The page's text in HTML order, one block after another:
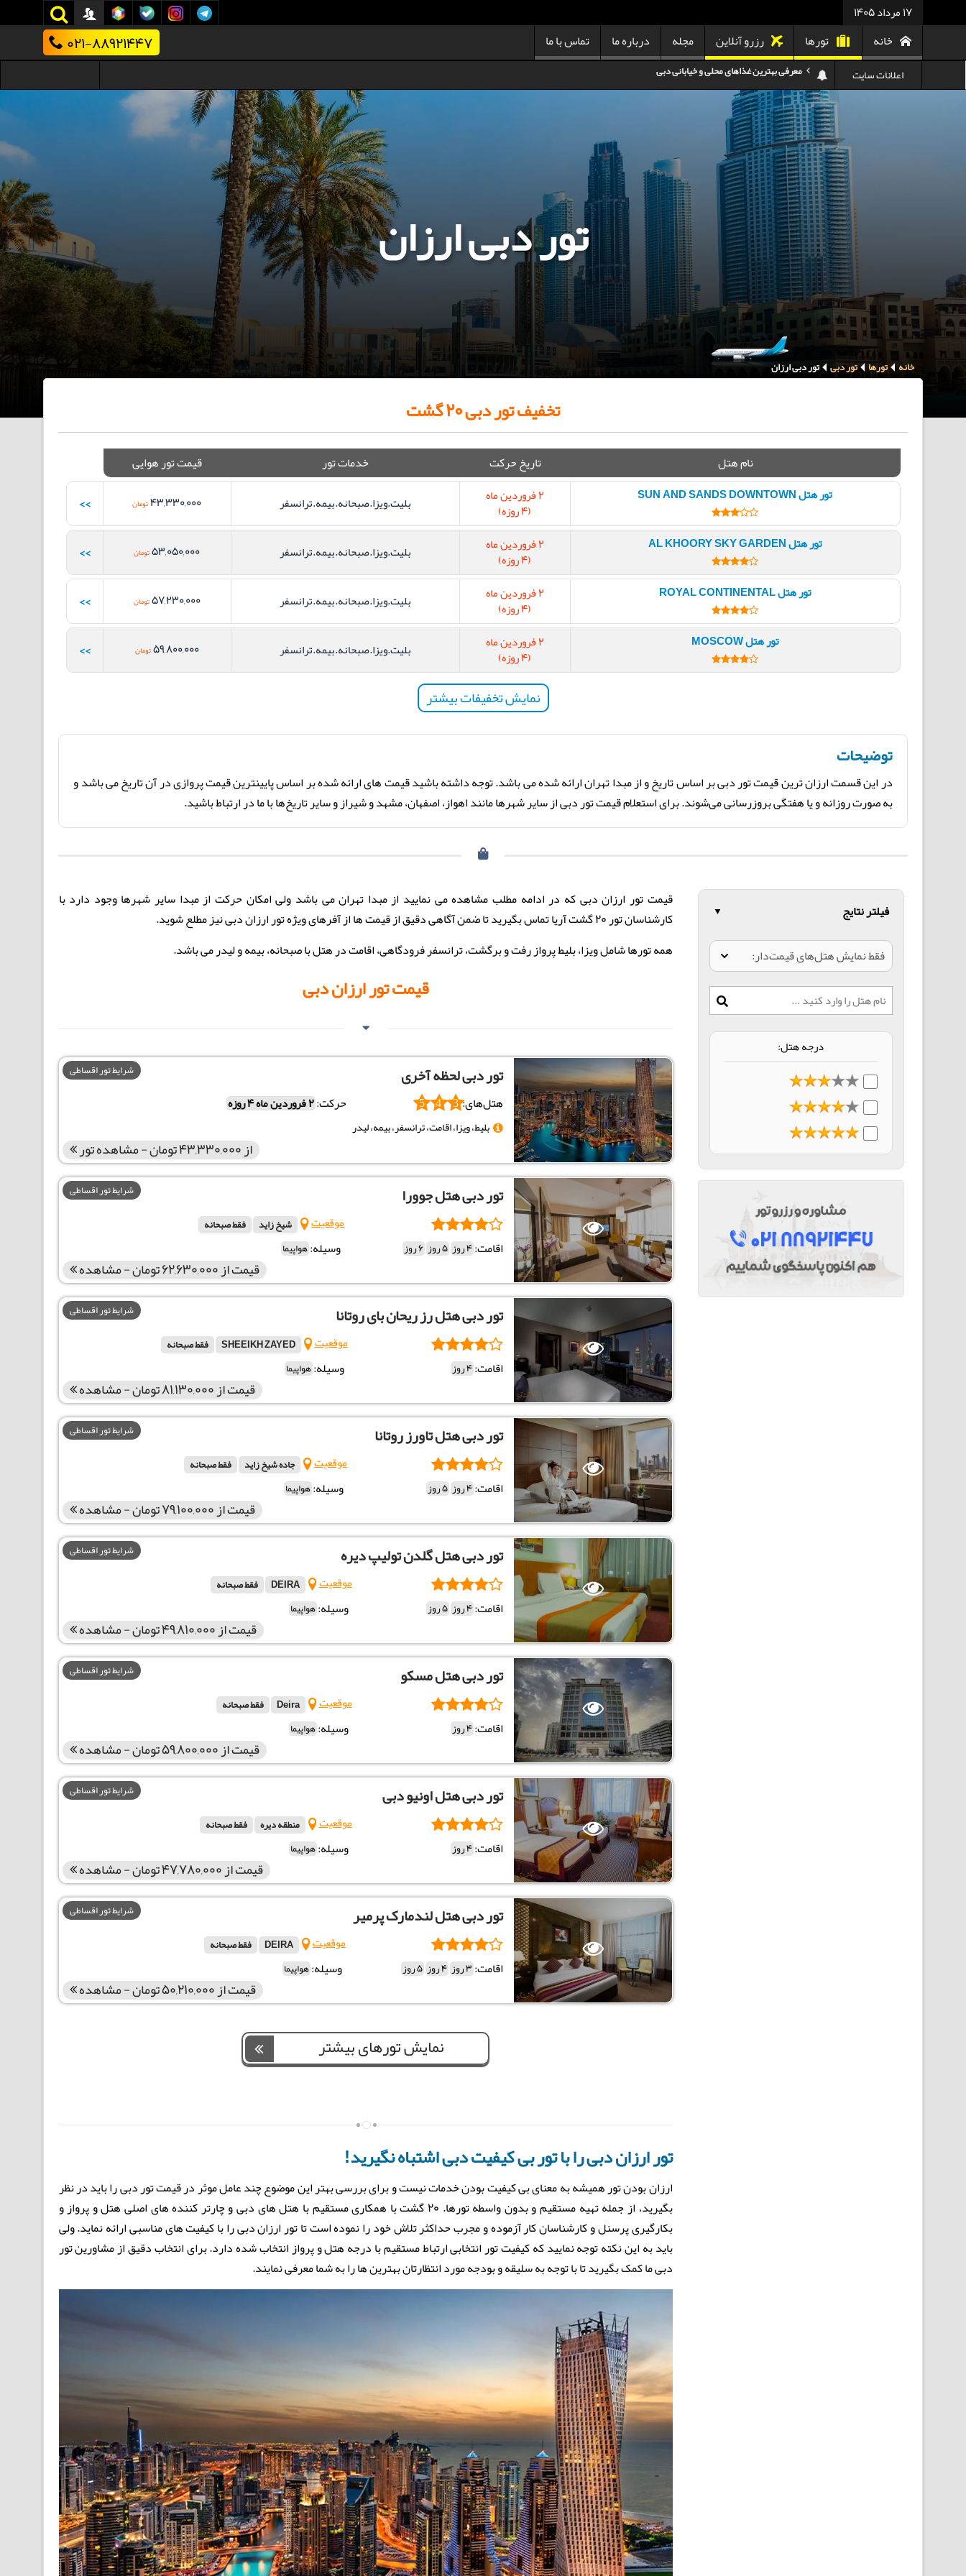
17 مرداد 1405
خانه تورها رزرو آنلاین مجله درباره ما تماس با ما 021-88921447
اعلانات سایت
هزینه سفر به تایلند
کدام هواپیمایی کدام ترمینال مهرآباد؟
استرداد بلیط هواپیما در شرایط جنگی
هزینه تفریحات استانبول ۲۰۲۵
سفر به ارمنستان | دیدنی‌ها و تجربیات جذاب
معرفی بهترین غذاهای محلی و خیابانی دبی
هزینه سفر به گرجستان
تور دبی ارزان
خانه تورها تور دبی تور دبی ارزان
تخفیف تور دبی 20 گشت
نام هتل تاریخ حرکت خدمات تور قیمت تور هوایی
تور هتل SUN AND SANDS DOWNTOWN 2 فروردین ماه
(4 روزه) بلیت.ویزا.صبحانه.بیمه.ترانسفر 43,330,000تومان >>
تور هتل AL KHOORY SKY GARDEN 2 فروردین ماه
(4 روزه) بلیت.ویزا.صبحانه.بیمه.ترانسفر 53,050,000تومان >>
تور هتل ROYAL CONTINENTAL 2 فروردین ماه
(4 روزه) بلیت.ویزا.صبحانه.بیمه.ترانسفر 57,230,000تومان >>
تور هتل MOSCOW 2 فروردین ماه
(4 روزه) بلیت.ویزا.صبحانه.بیمه.ترانسفر 59,800,000تومان >>
نمایش تخفیفات بیشتر
توضیحات
در این قسمت ارزان ترین قیمت تور دبی بر اساس تاریخ و از مبدا تهران ارائه شده می باشد. توجه داشته باشید قیمت های ارائه شده بر اساس پایینترین قیمت پروازی در آن تاریخ می باشد و
به صورت روزانه و یا هفتگی بروزرسانی می‌شوند. برای استعلام قیمت تور دبی از سایر شهر‌ها مانند اهواز، اصفهان، مشهد و شیراز و سایر تاریخ‌ها با ما در ارتباط باشید.
فیلتر نتایج ▼
درجه هتل:
قیمت تور ارزان دبی که در ادامه مطلب مشاهده می نمایید از مبدا تهران می باشد ولی امکان حرکت از مبدا سایر شهرها وجود دارد با
کارشناسان تور 20 گشت آریا تماس بگیرید تا ضمن آگاهی دقیق از قیمت ها از آفرهای ویژه تور ارزان دبی نیز مطلع شوید.
همه تورها شامل ویزا، بلیط پرواز رفت و برگشت، ترانسفر فرودگاهی، اقامت در هتل با صبحانه، بیمه و لیدر می باشد.
قیمت تور ارزان دبی
تور دبی لحظه آخری
از 43,330,000 تومان - مشاهده تور
هتل‌های: 3
4
5 حرکت:2 فروردین ماه 4 روزه
بلیط، ویزا، اقامت، ترانسفر، بیمه، لیدر
شرایط تور اقساطی
تور دبی هتل جوورا
قیمت از 62,630,000 تومان - مشاهده
موقعیت شیخ زاید فقط صبحانه
اقامت:4 روز 5 روز 6 روز وسیله:هواپیما
شرایط تور اقساطی
تور دبی هتل رز ریحان بای روتانا
قیمت از 81,130,000 تومان - مشاهده
موقعیت SHEEIKH ZAYED فقط صبحانه
اقامت:4 روز وسیله:هواپیما
شرایط تور اقساطی
تور دبی هتل تاورز روتانا
قیمت از 79,100,000 تومان - مشاهده
موقعیت جاده شیخ زاید فقط صبحانه
اقامت:4 روز 5 روز وسیله:هواپیما
شرایط تور اقساطی
تور دبی هتل گلدن تولیپ دیره
قیمت از 49,810,000 تومان - مشاهده
موقعیت DEIRA فقط صبحانه
اقامت:4 روز 5 روز وسیله:هواپیما
شرایط تور اقساطی
تور دبی هتل مسکو
قیمت از 59,800,000 تومان - مشاهده
موقعیت Deira فقط صبحانه
اقامت:4 روز وسیله:هواپیما
شرایط تور اقساطی
تور دبی هتل اونیو دبی
قیمت از 47,780,000 تومان - مشاهده
موقعیت منطقه دیره فقط صبحانه
اقامت:4 روز وسیله:هواپیما
شرایط تور اقساطی
تور دبی هتل لندمارک پرمیر
قیمت از 50,210,000 تومان - مشاهده
موقعیت DEIRA فقط صبحانه
اقامت:3 روز 4 روز 5 روز وسیله:هواپیما
شرایط تور اقساطی
نمایش تورهای بیشتر
تور ارزان دبی را با تور بی کیفیت دبی اشتباه نگیرید!
ارزان بودن تور همیشه به معنای بی کیفیت بودن خدمات نیست و برای بررسی بهتر این موضوع چند عامل موثر در قیمت تور دبی را باید در نظر
بگیرید، از جمله تهیه مستقیم و بدون واسطه تورها. 20 گشت با همکاری مستقیم با هتل های دبی و چارتر کننده های اصلی هتل و پرواز و
بکارگیری پرسنل و کارشناسان کار آزموده و مجرب حداکثر تلاش خود را نموده است تا تور ارزان دبی را با کیفیت های مناسبی ارائه نماید. ولی
باید به این نکته توجه نمایید که کیفیت تور انتخابی ارتباط مستقیم با درجه هتل و پرواز انتخاب شده دارد. برای انتخاب دقیق از مشاورین تور
دبی ما کمک بگیرید تا با توجه به سلیقه و بودجه مورد انتظارتان بهترین ها را به شما معرفی نمایند.